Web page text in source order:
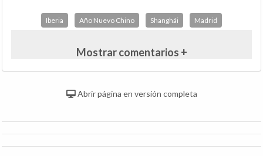
Iberia Año Nuevo Chino Shanghái Madrid
Mostrar comentarios +
Abrir página en versión completa